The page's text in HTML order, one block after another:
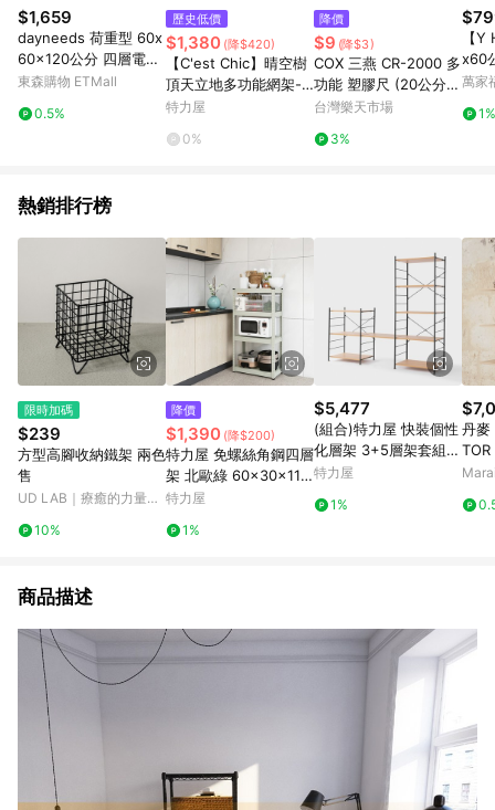
$1,659
dayneeds 荷重型 60x
60x120公分 四層電鍍
(鎖管)收納鐵架
東森購物 ETMall
0.5%
歷史低價
$1,380 (降$420)
【C'est Chic】晴空樹
頂天立地多功能網架-
幅65cm-白
特力屋
0%
降價
$9 (降$3)
COX 三燕 CR-2000 多
功能 塑膠尺 (20公分)
【APP滿額下單10%點
點)】8/31止
台灣樂天市場
3%
【
x60
鐵力
萬家
1%
熱銷排行榜
限時加碼
$239
方型高腳收納鐵架 兩色
售
UD LAB｜療癒的力量，
10%
降價
$1,390 (降$200)
特力屋 免螺絲角鋼四層
架 北歐綠 60x30x114
公分
特力屋
1%
$5,477
(組合)特力屋 快裝個性
化層架 3+5層架套組
含延伸層板1片 191x4
架 置物架
特力屋
1%
丹麥
木 銅
商品描述